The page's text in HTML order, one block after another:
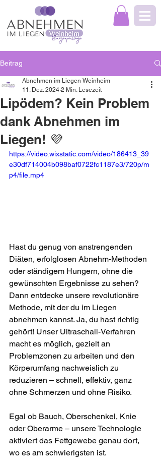
Beitrag
Lipödem? Kein Problem
dank Abnehmen im
Liegen! 💜
Abnehmen im Liegen Weinheim
11. Dez. 2024 2 Min. Lesezeit
https://video.wixstatic.com/video/186413_39
e30df714004b098baf0722fc1187e3/720p/m
p4/file.mp4
Hast du genug von anstrengenden
Diäten, erfolglosen Abnehm-Methoden
oder ständigem Hungern, ohne die
gewünschten Ergebnisse zu sehen?
Dann entdecke unsere revolutionäre
Methode, mit der du im Liegen
abnehmen kannst. Ja, du hast richtig
gehört! Unser Ultraschall-Verfahren
macht es möglich, gezielt an
Problemzonen zu arbeiten und den
Körperumfang nachweislich zu
reduzieren – schnell, effektiv, ganz
ohne Schmerzen und ohne Risiko.
Egal ob Bauch, Oberschenkel, Knie
oder Oberarme – unsere Technologie
aktiviert das Fettgewebe genau dort,
wo es am schwierigsten ist.